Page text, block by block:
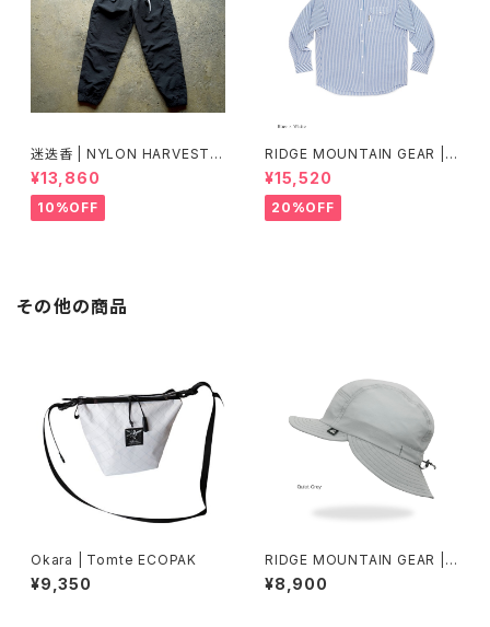
迷迭香 | NYLON HARVEST T
RAINER Ver.2025 Lot.3
¥13,860
10%OFF
RIDGE MOUNTAIN GEAR | B
asic Long Sleeve Shirt "Str
ipe"
¥15,520
20%OFF
その他の商品
Okara | Tomte ECOPAK
¥9,350
RIDGE MOUNTAIN GEAR | S
hade Cap
¥8,900